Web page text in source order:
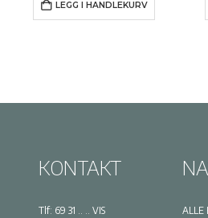
kr 6
599. 959,40.
LEGG I HANDLEKURV
KONTAKT
Tlf: 69 31 .. .. VIS
ALLE